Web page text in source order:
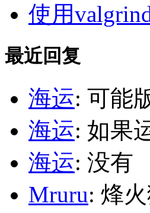
使用
最近回复
海运: 可能
海运: 如果
海运: 没有
Mruru: 烽